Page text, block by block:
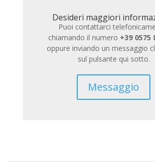
Desideri maggiori
Puoi contattarci
chiamando il numero +39 0575
oppure inviando un messaggio
sul pulsante qui sotto.
Messaggio